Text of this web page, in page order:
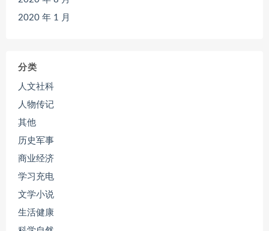
2020 年 1 月
分类
人文社科
人物传记
其他
历史军事
商业经济
学习充电
文学小说
生活健康